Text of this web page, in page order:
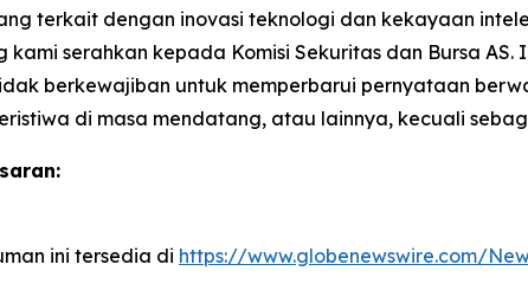
terkait dengan inovasi teknologi dan kekayaan
serahkan kepada Komisi Sekuritas dan Bursa
berkewajiban untuk memperbarui pernyataan
di masa mendatang, atau lainnya, kecuali
ini tersedia di https://www.globenewswire.com/